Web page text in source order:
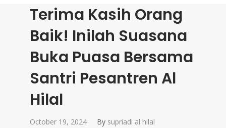
Terima Kasih Orang
Baik! Inilah Suasana
Buka Puasa Bersama
Santri Pesantren Al
Hilal
October 19, 2024 By supriadi al hilal